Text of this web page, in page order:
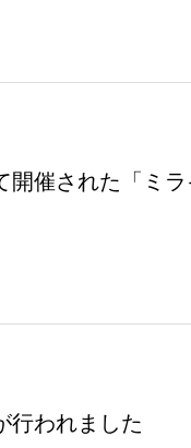
開催された「ミラ
行われました